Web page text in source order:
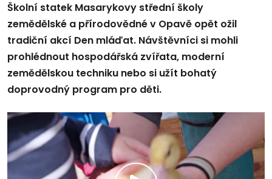
Školní statek Masarykovy střední školy
zemědělské a přírodovědné v Opavě opět ožil
tradiční akcí Den mláďat. Návštěvníci si mohli
prohlédnout hospodářská zvířata, moderní
zemědělskou techniku nebo si užít bohatý
doprovodný program pro děti.